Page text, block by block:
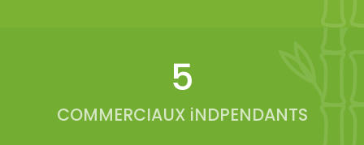
6
COMMERCIAUX iNDPENDANTS